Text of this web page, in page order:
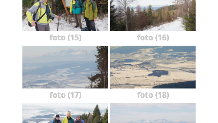
foto (15) foto (16)
foto (17) foto (18)